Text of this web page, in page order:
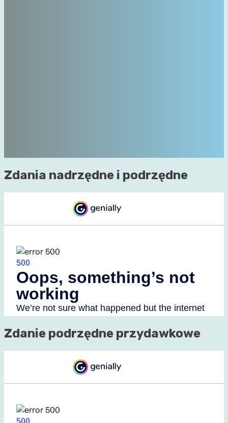
Zdania nadrzędne i podrzędne
Zdanie podrzędne przydawkowe